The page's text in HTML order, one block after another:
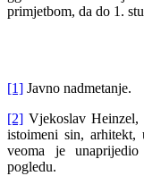
primjetbom, da do 1.
[1] Javno nadmetanje.
[2] Vjekoslav Heinzel,
istoimeni sin, arhitekt,
veoma je
pogledu.